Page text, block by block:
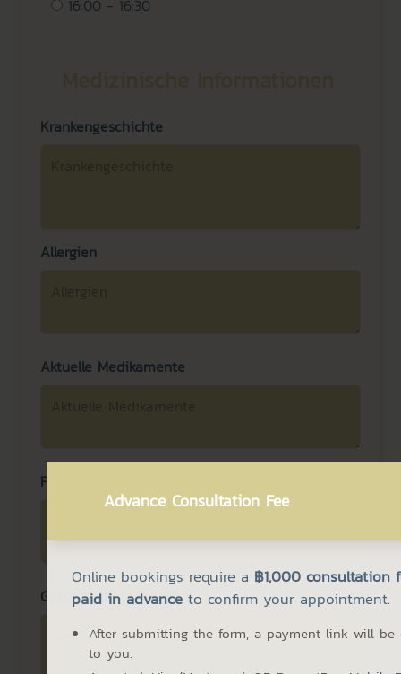
Advance Consultation Fee
Online bookings require a ฿1,000 consultation
paid in advance to confirm your appointment.
After submitting the form, a payment link will be
to you.
16:00 - 16:30
Krankengeschichte
Allergien
Aktuelle Medikamente
Frühere Operationen
Gesundheitszustand